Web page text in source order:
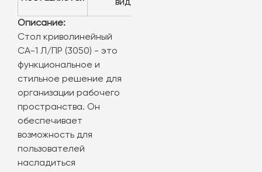
виде
Описание:
Стол криволинейный
СА-1 Л/ПР (3050) - это
функциональное и
стильное решение для
организации рабочего
пространства. Он
обеспечивает
возможность для
пользователей
насладиться